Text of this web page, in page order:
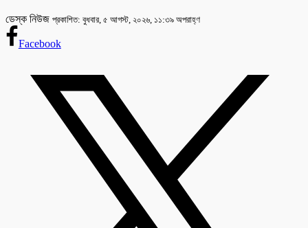
ডেস্ক নিউজ প্রকাশিত: বুধবার, ৫ আগস্ট, ২০২৬, ১১:৩৯ অপরাহ্ণ
Facebook